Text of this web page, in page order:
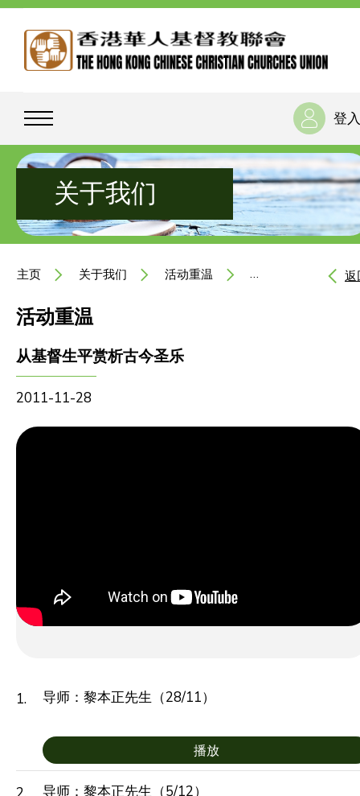
登入
关于我们
主页 关于我们 活动重温 从基督生平赏析古返
活动重温
从基督生平赏析古今圣乐
2011-11-28
1. 导师：黎本正先生（28/11）
播放
导师：黎本正先生（5/12）